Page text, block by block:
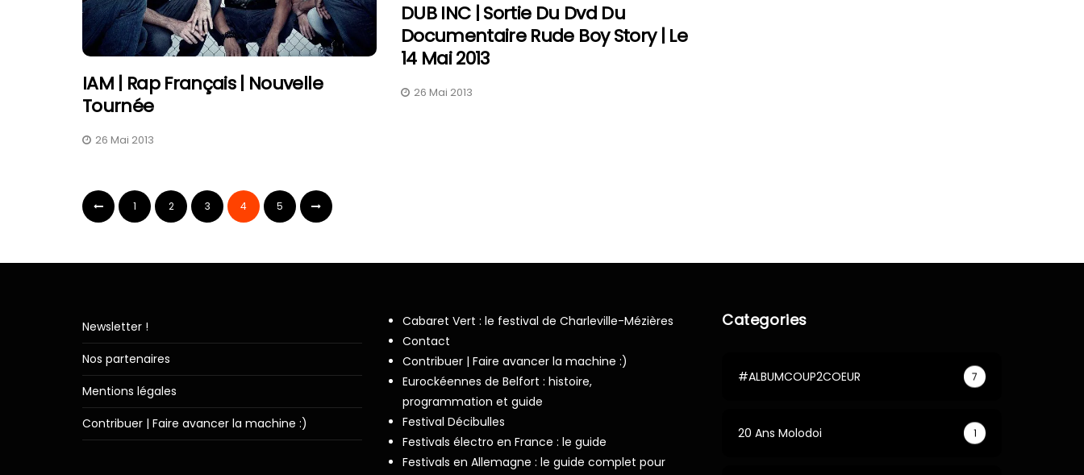
IAM | Rap Français | Nouvelle
Tournée
26 Mai 2013
DUB INC | Sortie Du Dvd Du
Documentaire Rude Boy Story | Le
14 Mai 2013
26 Mai 2013
1 2 3 4 5
Newsletter !
Nos partenaires
Mentions légales
Contribuer | Faire avancer la machine :)
Cabaret Vert : le festival de Charleville-Mézières
Contact
Contribuer | Faire avancer la machine :)
Eurockéennes de Belfort : histoire,
programmation et guide
Festival Décibulles
Festivals électro en France : le guide
Festivals en Allemagne : le guide complet pour
Categories
#ALBUMCOUP2COEUR 7
20 Ans Molodoi 1